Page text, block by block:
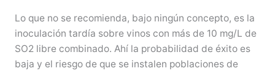
Lo que no se recomienda, bajo ningún concepto, es la
inoculación tardía sobre vinos con más de 10 mg/L de
SO2 libre combinado. Ahí la probabilidad de éxito es
baja y el riesgo de que se instalen poblaciones de